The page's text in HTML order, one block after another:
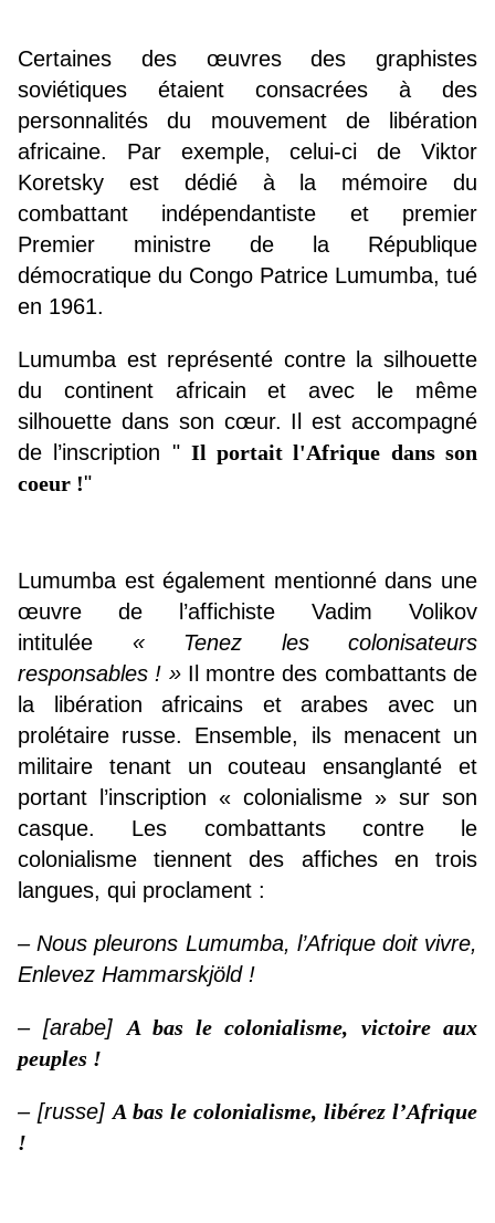
Certaines des œuvres des graphistes
soviétiques étaient consacrées à des
personnalités du mouvement de libération
africaine. Par exemple, celui-ci de Viktor
Koretsky est dédié à la mémoire du
combattant indépendantiste et premier
Premier ministre de la République
démocratique du Congo Patrice Lumumba, tué
en 1961.
Lumumba est représenté contre la silhouette
du continent africain et avec le même
silhouette dans son cœur. Il est accompagné
de l’inscription " Il portait l'Afrique dans son
coeur !"
Lumumba est également mentionné dans une
œuvre de l’affichiste Vadim Volikov
intitulée « Tenez les colonisateurs
responsables ! » Il montre des combattants de
la libération africains et arabes avec un
prolétaire russe. Ensemble, ils menacent un
militaire tenant un couteau ensanglanté et
portant l’inscription « colonialisme » sur son
casque. Les combattants contre le
colonialisme tiennent des affiches en trois
langues, qui proclament :
– Nous pleurons Lumumba, l’Afrique doit vivre,
Enlevez Hammarskjöld !
– [arabe] A bas le colonialisme, victoire aux
peuples !
– [russe] A bas le colonialisme, libérez l’Afrique
!